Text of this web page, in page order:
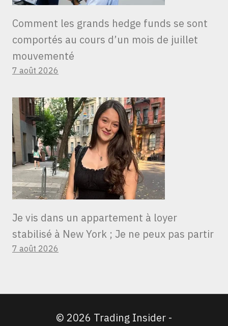
Comment les grands hedge funds se sont
comportés au cours d’un mois de juillet
mouvementé
7 août 2026
Je vis dans un appartement à loyer
stabilisé à New York ; Je ne peux pas partir
7 août 2026
© 2026 Trading Insider -